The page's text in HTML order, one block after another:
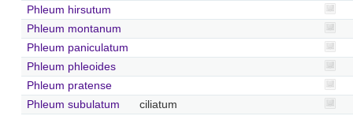
Phleum hirsutum
Phleum montanum
Phleum paniculatum
Phleum phleoides
Phleum pratense
Phleum subulatum
ciliatum